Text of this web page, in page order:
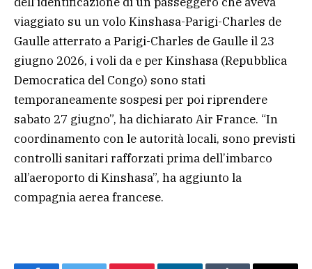
viaggiato su un volo Kinshasa-Parigi-Charles de
Gaulle atterrato a Parigi-Charles de Gaulle il 23
giugno 2026, i voli da e per Kinshasa (Repubblica
Democratica del Congo) sono stati
temporaneamente sospesi per poi riprendere
sabato 27 giugno”, ha dichiarato Air France. “In
coordinamento con le autorità locali, sono previsti
controlli sanitari rafforzati prima dell’imbarco
all’aeroporto di Kinshasa”, ha aggiunto la
compagnia aerea francese.